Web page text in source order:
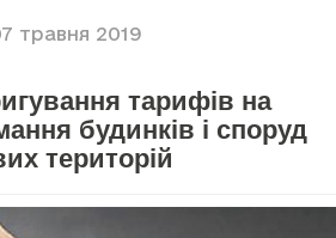
травня 2019
тарифів на
будинків і споруд
територій